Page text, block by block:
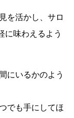
を活かし、サロ
に味わえるよう
にいるかのよう
でも手にしてほ